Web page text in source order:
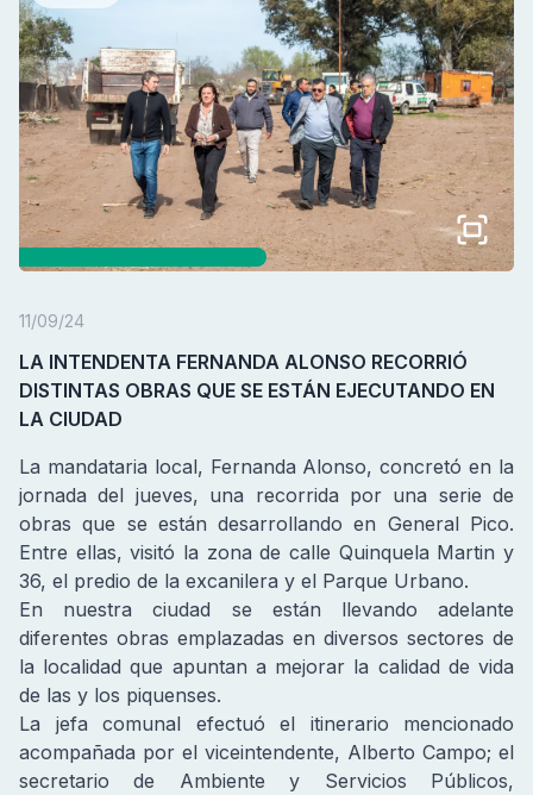
11/09/24
LA INTENDENTA FERNANDA ALONSO RECORRIÓ
DISTINTAS OBRAS QUE SE ESTÁN EJECUTANDO EN
LA CIUDAD
La mandataria local, Fernanda Alonso, concretó en la
jornada del jueves, una recorrida por una serie de
obras que se están desarrollando en General Pico.
Entre ellas, visitó la zona de calle Quinquela Martin y
36, el predio de la excanilera y el Parque Urbano.
En nuestra ciudad se están llevando adelante
diferentes obras emplazadas en diversos sectores de
la localidad que apuntan a mejorar la calidad de vida
de las y los piquenses.
La jefa comunal efectuó el itinerario mencionado
acompañada por el viceintendente, Alberto Campo; el
secretario de Ambiente y Servicios Públicos,